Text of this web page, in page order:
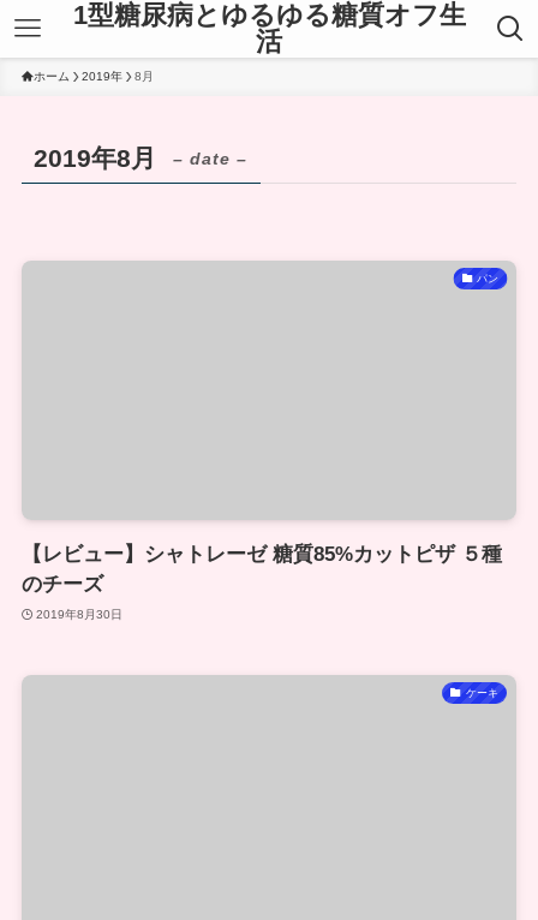
1型糖尿病とゆるゆる糖質オフ生
活
ホーム 2019年 8月
2019年8月 – date –
パン
【レビュー】シャトレーゼ 糖質85%カットピザ ５種
のチーズ
2019年8月30日
ケーキ